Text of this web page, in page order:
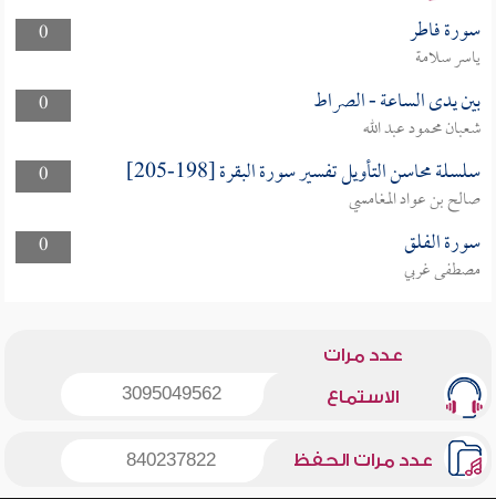
0 سورة فاطر
ياسر سلامة
0
بين يدى الساعة - الصراط
شعبان محمود عبد الله
0
سلسلة محاسن التأويل تفسير سورة البقرة [198-205]
صالح بن عواد المغامسي
0
سورة الفلق
مصطفى غربي
عدد مرات
الاستماع 3095049562
عدد مرات الحفظ 840237822